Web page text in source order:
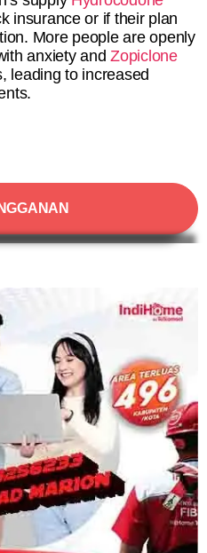
insurance or if their plan
More people are openly
anxiety andZopiclone
leading to increased